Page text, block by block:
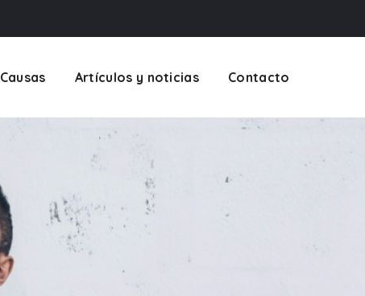
Causas Artículos y noticias Contacto